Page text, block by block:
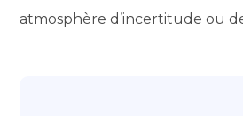
atmosphère d’incertitude ou